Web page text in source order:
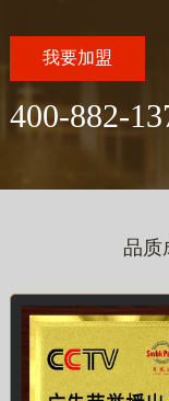
我要加盟
400-882-
品质